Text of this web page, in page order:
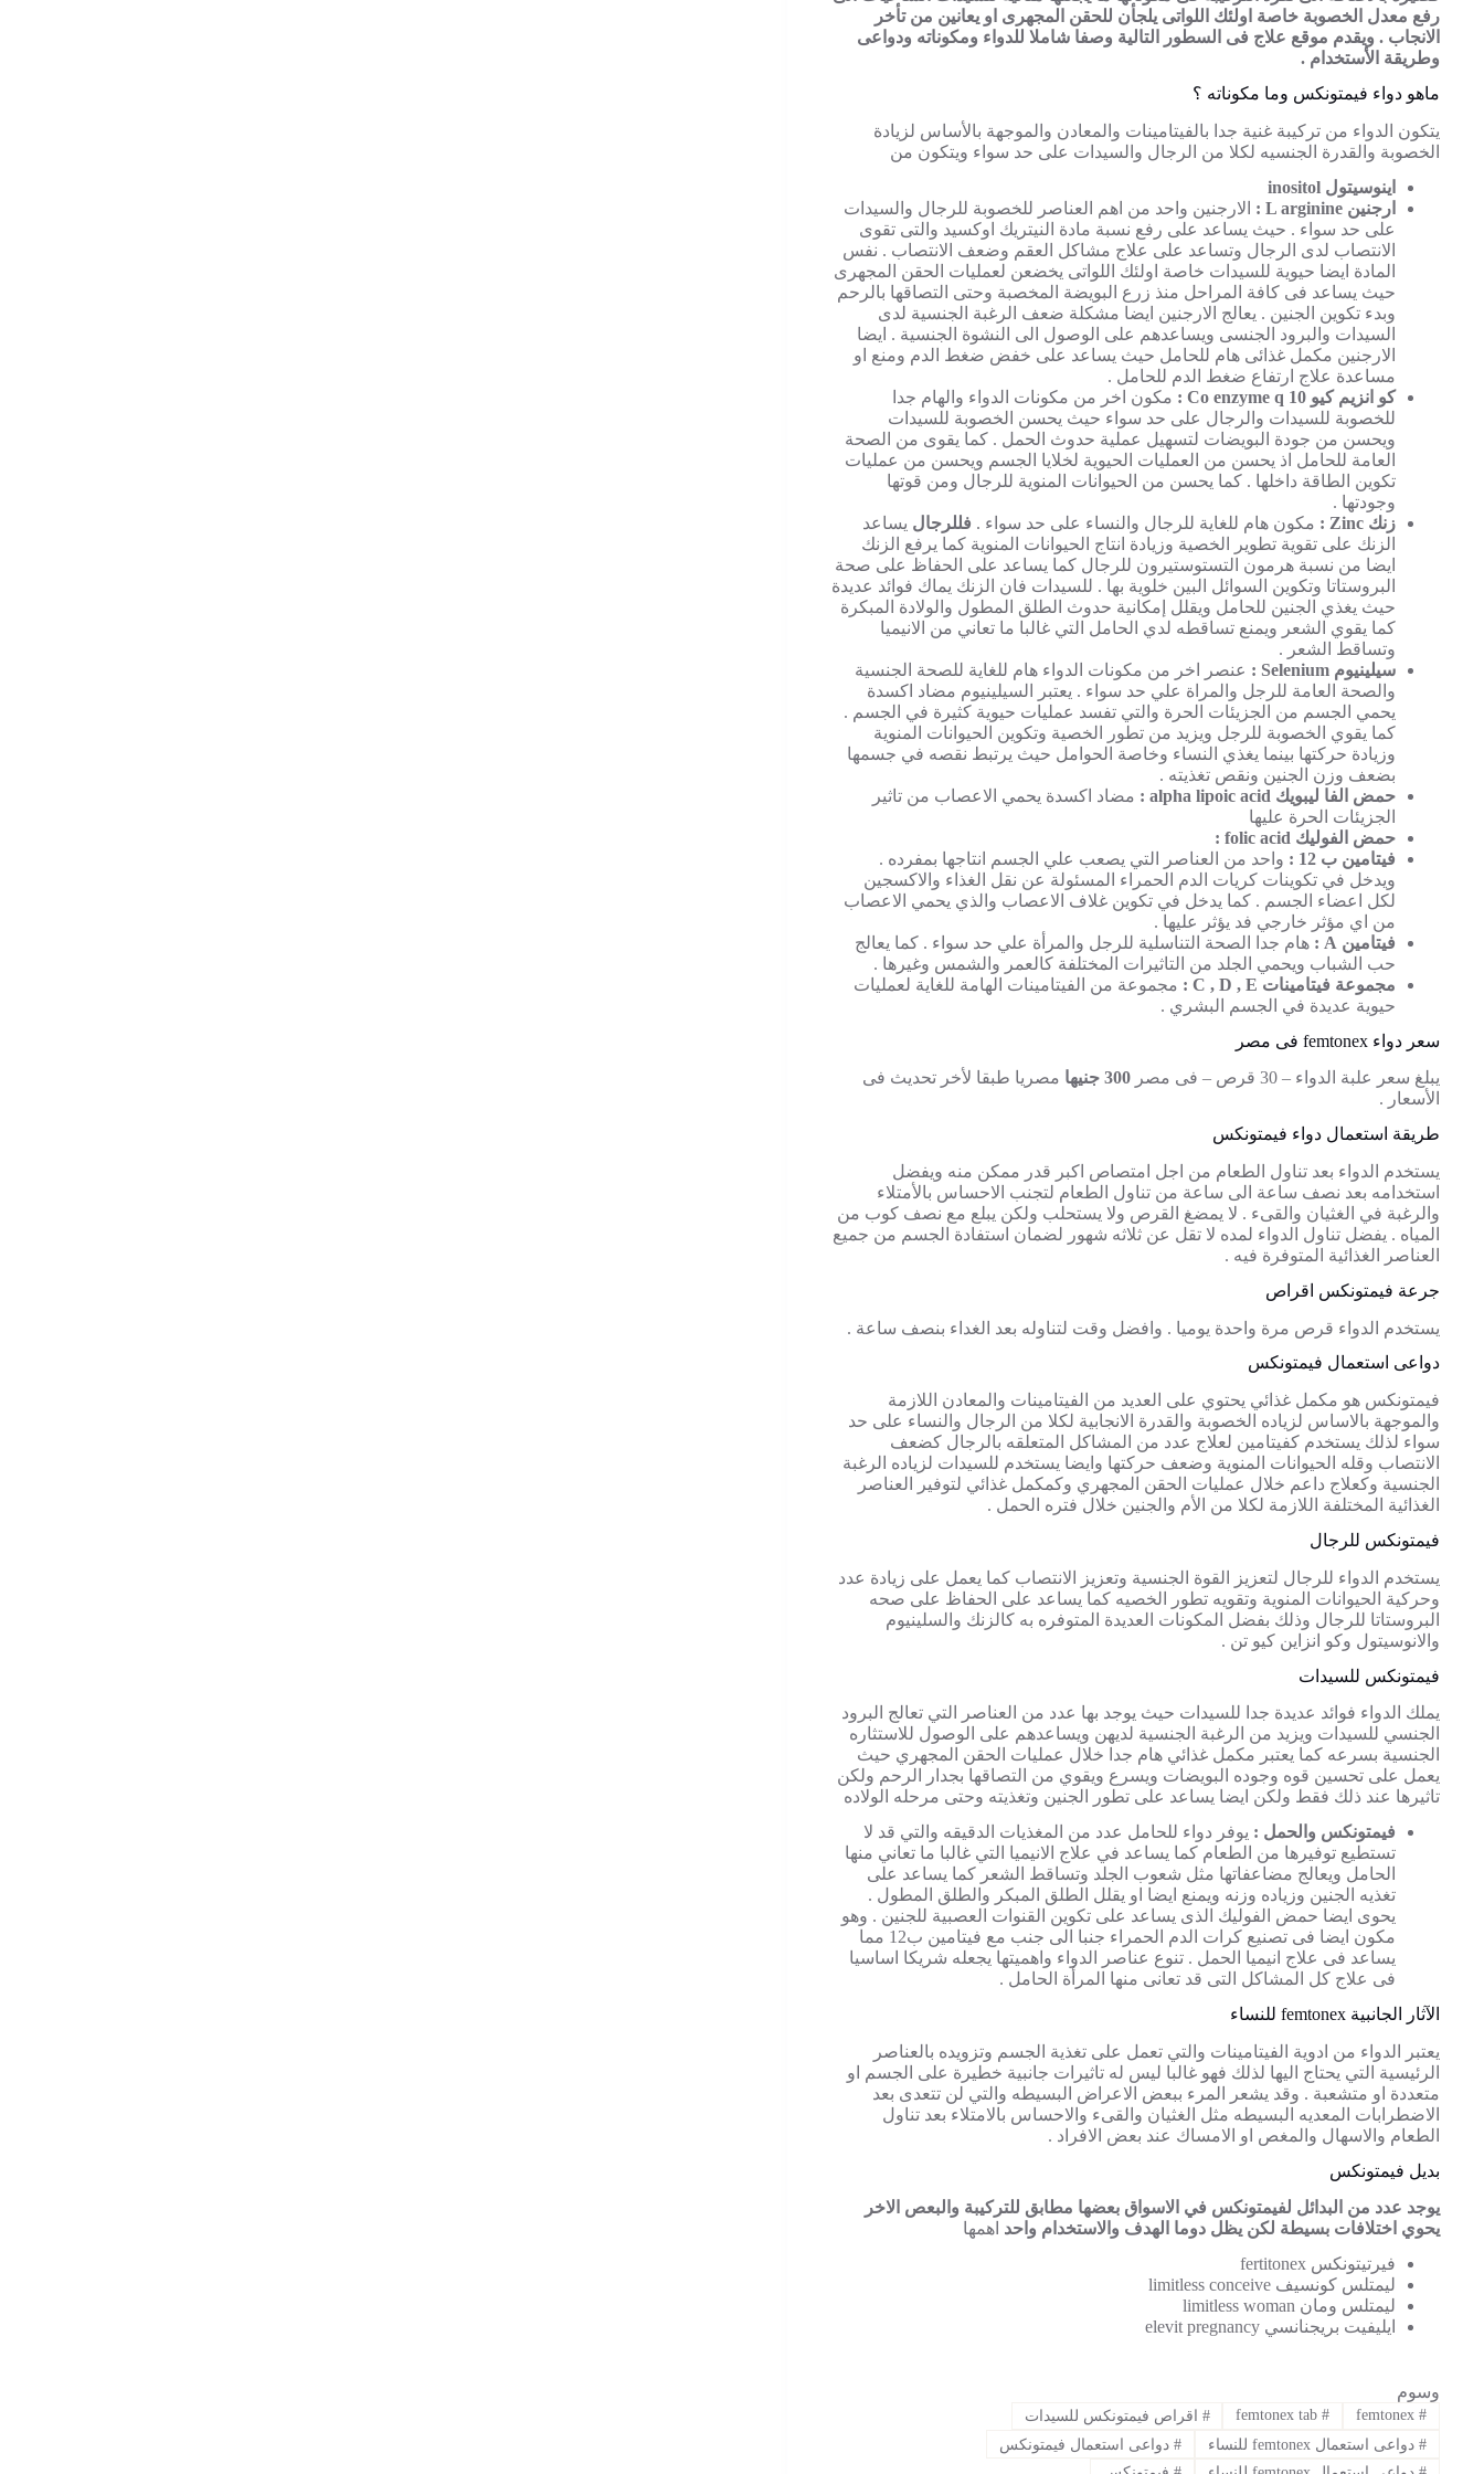
رفع معدل الخصوبة خاصة اولئك اللواتى يلجأن للحقن المجهرى او يعانين من تأخر
الانجاب . ويقدم موقع علاج فى السطور التالية وصفا شاملا للدواء ومكوناته ودواعى
وطريقة الأستخدام .
ماهو دواء فيمتونكس وما مكوناته ؟
يتكون الدواء من تركيبة غنية جدا بالفيتامينات والمعادن والموجهة بالأساس لزيادة
الخصوبة والقدرة الجنسيه لكلا من الرجال والسيدات على حد سواء ويتكون من
اينوسيتول inositol
ارجنين L arginine :
الارجنين واحد من اهم العناصر للخصوبة للرجال والسيدات
على حد سواء . حيث يساعد على رفع نسبة مادة النيتريك اوكسيد والتى تقوى
الانتصاب لدى الرجال وتساعد على علاج مشاكل العقم وضعف الانتصاب . نفس
المادة ايضا حيوية للسيدات خاصة اولئك اللواتى يخضعن لعمليات الحقن المجهرى
حيث يساعد فى كافة المراحل منذ زرع البويضة المخصبة وحتى التصاقها بالرحم
وبدء تكوين الجنين . يعالج الارجنين ايضا مشكلة ضعف الرغبة الجنسية لدى
السيدات والبرود الجنسى ويساعدهم على الوصول الى النشوة الجنسية . ايضا
الارجنين مكمل غذائى هام للحامل حيث يساعد على خفض ضغط الدم ومنع او
مساعدة علاج ارتفاع ضغط الدم للحامل .
كو انزيم كيو 10 Co enzyme q :
مكون اخر من مكونات الدواء والهام جدا
للخصوبة للسيدات والرجال على حد سواء حيث يحسن الخصوبة للسيدات
ويحسن من جودة البويضات لتسهيل عملية حدوث الحمل . كما يقوى من الصحة
العامة للحامل اذ يحسن من العمليات الحيوية لخلايا الجسم ويحسن من عمليات
تكوين الطاقة داخلها . كما يحسن من الحيوانات المنوية للرجال ومن قوتها
وجودتها .
زنك Zinc :
مكون هام للغاية للرجال والنساء على حد سواء . فللرجال يساعد
الزنك على تقوية تطوير الخصية وزيادة انتاج الحيوانات المنوية كما يرفع الزنك
ايضا من نسبة هرمون التستوستيرون للرجال كما يساعد على الحفاظ على صحة
البروستاتا وتكوين السوائل البين خلوية بها . للسيدات فان الزنك يماك فوائد عديدة
حيث يغذي الجنين للحامل ويقلل إمكانية حدوث الطلق المطول والولادة المبكرة
كما يقوي الشعر ويمنع تساقطه لدي الحامل التي غالبا ما تعاني من الانيميا
وتساقط الشعر .
سيلينيوم Selenium :
عنصر اخر من مكونات الدواء هام للغاية للصحة الجنسية
والصحة العامة للرجل والمراة علي حد سواء . يعتبر السيلينيوم مضاد اكسدة
يحمي الجسم من الجزيئات الحرة والتي تفسد عمليات حيوية كثيرة في الجسم .
كما يقوي الخصوبة للرجل ويزيد من تطور الخصية وتكوين الحيوانات المنوية
وزيادة حركتها بينما يغذي النساء وخاصة الحوامل حيث يرتبط نقصه في جسمها
بضعف وزن الجنين ونقص تغذيته .
حمض الفا ليبويك alpha lipoic acid :
مضاد اكسدة يحمي الاعصاب من تاثير
الجزيئات الحرة عليها
حمض الفوليك folic acid :
فيتامين ب 12 :
واحد من العناصر التي يصعب علي الجسم انتاجها بمفرده .
ويدخل في تكوينات كريات الدم الحمراء المسئولة عن نقل الغذاء والاكسجين
لكل اعضاء الجسم . كما يدخل في تكوين غلاف الاعصاب والذي يحمي الاعصاب
من اي مؤثر خارجي فد يؤثر عليها .
فيتامين A :
هام جدا الصحة التناسلية للرجل والمرأة علي حد سواء . كما يعالج
حب الشباب ويحمي الجلد من التاثيرات المختلفة كالعمر والشمس وغيرها .
مجموعة فيتامينات C , D , E :
مجموعة من الفيتامينات الهامة للغاية لعمليات
حيوية عديدة في الجسم البشري .
سعر دواء femtonex فى مصر
يبلغ سعر علبة الدواء – 30 قرص – فى مصر
300 جنيها
مصريا طبقا لأخر تحديث فى
الأسعار .
طريقة استعمال دواء فيمتونكس
يستخدم الدواء بعد تناول الطعام من اجل امتصاص اكبر قدر ممكن منه ويفضل
استخدامه بعد نصف ساعة الى ساعة من تناول الطعام لتجنب الاحساس بالأمتلاء
والرغبة في الغثيان والقىء . لا يمضغ القرص ولا يستحلب ولكن يبلع مع نصف كوب من
المياه . يفضل تناول الدواء لمده لا تقل عن ثلاثه شهور لضمان استفادة الجسم من جميع
العناصر الغذائية المتوفرة فيه .
جرعة فيمتونكس اقراص
يستخدم الدواء قرص مرة واحدة يوميا . وافضل وقت لتناوله بعد الغداء بنصف ساعة .
دواعى استعمال فيمتونكس
فيمتونكس هو مكمل غذائي يحتوي على العديد من الفيتامينات والمعادن اللازمة
والموجهة بالاساس لزياده الخصوبة والقدرة الانجابية لكلا من الرجال والنساء على حد
سواء لذلك يستخدم كفيتامين لعلاج عدد من المشاكل المتعلقه بالرجال كضعف
الانتصاب وقله الحيوانات المنوية وضعف حركتها وايضا يستخدم للسيدات لزياده الرغبة
الجنسية وكعلاج داعم خلال عمليات الحقن المجهري وكمكمل غذائي لتوفير العناصر
الغذائية المختلفة اللازمة لكلا من الأم والجنين خلال فتره الحمل .
فيمتونكس للرجال
يستخدم الدواء للرجال لتعزيز القوة الجنسية وتعزيز الانتصاب كما يعمل على زيادة عدد
وحركية الحيوانات المنوية وتقويه تطور الخصيه كما يساعد على الحفاظ على صحه
البروستاتا للرجال وذلك بفضل المكونات العديدة المتوفره به كالزنك والسلينيوم
والانوسيتول وكو انزاين كيو تن .
فيمتونكس للسيدات
يملك الدواء فوائد عديدة جدا للسيدات حيث يوجد بها عدد من العناصر التي تعالج البرود
الجنسي للسيدات ويزيد من الرغبة الجنسية لديهن ويساعدهم على الوصول للاستثاره
الجنسية بسرعه كما يعتبر مكمل غذائي هام جدا خلال عمليات الحقن المجهري حيث
يعمل على تحسين قوه وجوده البويضات ويسرع ويقوي من التصاقها بجدار الرحم ولكن
تاثيرها عند ذلك فقط ولكن ايضا يساعد على تطور الجنين وتغذيته وحتى مرحله الولاده
فيمتونكس والحمل : يوفر دواء للحامل عدد من المغذيات الدقيقه والتي قد لا
تستطيع توفيرها من الطعام كما يساعد في علاج الانيميا التي غالبا ما تعاني منها
الحامل ويعالج مضاعفاتها مثل شعوب الجلد وتساقط الشعر كما يساعد على
تغذيه الجنين وزياده وزنه ويمنع ايضا او يقلل الطلق المبكر والطلق المطول .
يحوى ايضا حمض الفوليك الذى يساعد على تكوين القنوات العصبية للجنين . وهو
مكون ايضا فى تصنيع كرات الدم الحمراء جنبا الى جنب مع فيتامين ب12 مما
يساعد فى علاج انيميا الحمل . تنوع عناصر الدواء واهميتها يجعله شريكا اساسيا
فى علاج كل المشاكل التى قد تعانى منها المرأة الحامل .
الآثار الجانبية femtonex للنساء
يعتبر الدواء من ادوية الفيتامينات والتي تعمل على تغذية الجسم وتزويده بالعناصر
الرئيسية التي يحتاج اليها لذلك فهو غالبا ليس له تاثيرات جانبية خطيرة على الجسم او
متعددة او متشعبة . وقد يشعر المرء ببعض الاعراض البسيطه والتي لن تتعدى بعد
الاضطرابات المعديه البسيطه مثل الغثيان والقىء والاحساس بالامتلاء بعد تناول
الطعام والاسهال والمغص او الامساك عند بعض الافراد .
بديل فيمتونكس
يوجد عدد من البدائل لفيمتونكس في الاسواق بعضها مطابق للتركيبة والبعص الاخر
يحوي اختلافات بسيطة لكن يظل دوما الهدف والاستخدام واحد اهمها
فيرتيتونكس fertitonex
ليمتلس كونسيف limitless conceive
ليمتلس ومان limitless woman
ايليفيت بريجنانسي elevit pregnancy
وسوم
#
femtonex
#
femtonex tab
# اقراص فيمتونكس للسيدات
#دواعى استعمال femtonex للنساء #دواعى استعمال فيمتونكس